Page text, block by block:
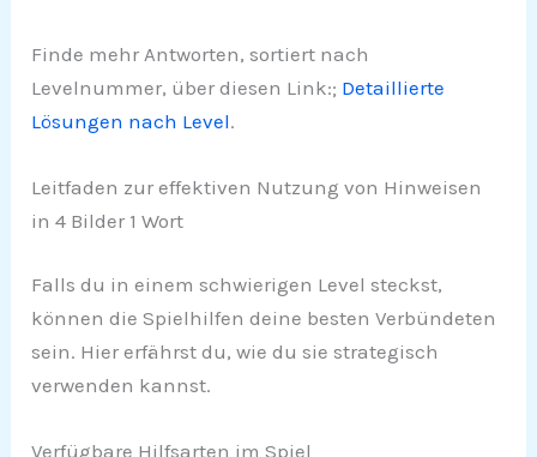
Finde mehr Antworten, sortiert nach
Levelnummer, über diesen Link:; Detaillierte
Lösungen nach Level.
Leitfaden zur effektiven Nutzung von Hinweisen
in 4 Bilder 1 Wort
Falls du in einem schwierigen Level steckst,
können die Spielhilfen deine besten Verbündeten
sein. Hier erfährst du, wie du sie strategisch
verwenden kannst.
Verfügbare Hilfsarten im Spiel